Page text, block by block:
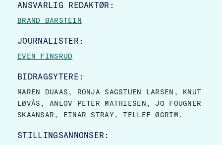
ANSVARLIG REDAKTØR:
BRAND BARSTEIN
JOURNALISTER:
EVEN FINSRUD
BIDRAGSYTERE:
MAREN DUAAS, RONJA SAGSTUEN LARSEN, KNUT
LØVÅS, ANLOV PETER MATHIESEN, JO FOUGNER
SKAANSAR, EINAR STRAY, TELLEF ØGRIM.
STILLINGSANNONSER: